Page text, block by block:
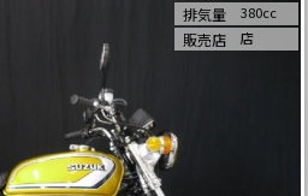
排気量 380cc
販売店 店